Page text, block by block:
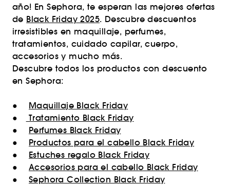
año! En Sephora, te esperan las mejores ofertas
de Black Friday 2025. Descubre descuentos
irresistibles en maquillaje, perfumes,
tratamientos, cuidado capilar, cuerpo,
accesorios y mucho más.
Descubre todos los productos con descuento
en Sephora:
● Maquillaje Black Friday
●
Tratamiento Black Friday
● Perfumes Black Friday
● Productos para el cabello Black Friday
● Estuches regalo Black Friday
● Accesorios para el cabello Black Friday
● Sephora Collection Black Friday